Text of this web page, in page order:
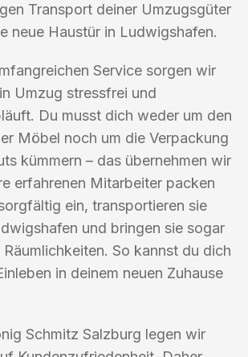
Transport deiner Umzugsgüter
neue Haustür in Ludwigshafen.
Service sorgen wir
Umzug stressfrei und
Du musst dich weder um den
Möbel noch um die Verpackung
kümmern – das übernehmen wir
erfahrenen Mitarbeiter packen
ein, transportieren sie
und bringen sie sogar
Räumlichkeiten. So kannst du dich
in deinem neuen Zuhause
Schmitz Salzburg legen wir